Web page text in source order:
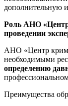
дополнительную
Роль АНО «Центр
проведении
АНО «Центр
необходимыми
определению
Преимущества